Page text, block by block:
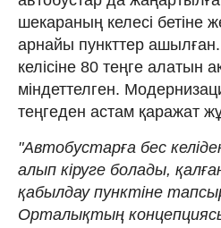
шекараның келесі бетіне
арнайы пункттер
келісіне 80 теңге алатын
міндеттелген.
теңгеден астам қаражат
"Автобустарға бес
алып кіруге болады,
қабылдау пунктіне
Орталықтың